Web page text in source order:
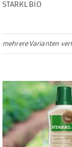
STARKL BIO
mehrere Varianten